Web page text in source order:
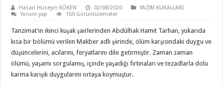
Hasan Hüseyin KÖKEN 02/08/2020
YAZIM KURALLARI
Yorum yap
160 Görüntülemeler
Tanzimat’ın ikinci kuşak şairlerinden Abdülhak Hamit Tarhan, yukarıda
kısa bir bölümü verilen Makber adlı şiirinde, ölüm karşısındaki duygu ve
düşüncelerini, acılarını, feryatlarını dile getirmiştir. Zaman zaman
ölümü, yaşamı sorgulamış, içinde yaşadığı fırtınaları ve tezadlarla dolu
karma karışık duygularını ortaya koymuştur.